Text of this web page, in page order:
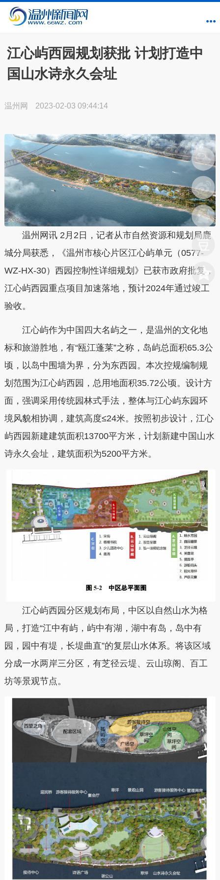
江心屿西园规划获批 计划打造中
国山水诗永久会址
温州网 2023-02-03 09:44:14
温州网讯 2月2日，记者从市自然资源和规划局鹿
城分局获悉，《温州市核心片区江心屿单元（0577-
WZ-HX-30）西园控制性详细规划》已获市政府批复，
江心屿西园重点项目加速落地，预计2024年通过竣工
验收。
江心屿作为中国四大名屿之一，是温州的文化地
标和旅游胜地，有“瓯江蓬莱”之称，岛屿总面积65.3公
顷，以岛中围墙为界，分为东西园。本次控规编制规
划范围为江心屿西园，总用地面积35.72公顷。设计方
面，强调采用传统园林式手法，整体与江心屿东园环
境风貌相协调，建筑高度≤24米。按照初步设计，江心
屿西园新建建筑面积13700平方米，计划新建中国山水
诗永久会址，建筑面积为5200平方米。
江心屿西园分区规划布局，中区以自然山水为格
局，打造“江中有屿，屿中有湖，湖中有岛，岛中有
园，园中有堤，长堤曲直”的复层山水体系。将该区域
分成一水两岸三分区，有芝径云堤、云山琼阁、百工
坊等景观节点。